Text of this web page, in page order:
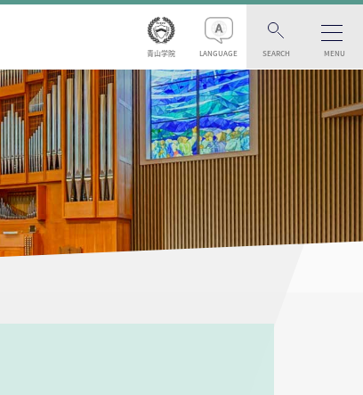
青山学院 LANGUAGE SEARCH MENU